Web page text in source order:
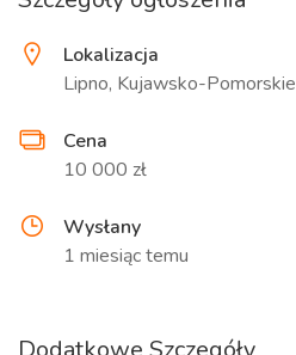
Lokalizacja
Lipno, Kujawsko-Pomorskie
Cena
10 000 zł
Wysłany
1 miesiąc temu